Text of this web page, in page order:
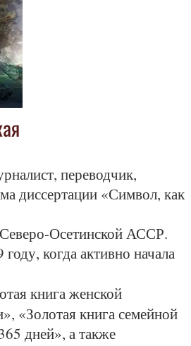
переводчик,
диссертации «Символ, как
Осетинской АССР.
когда активно начала
книга женской
«Золотая книга семейной
дней», а также